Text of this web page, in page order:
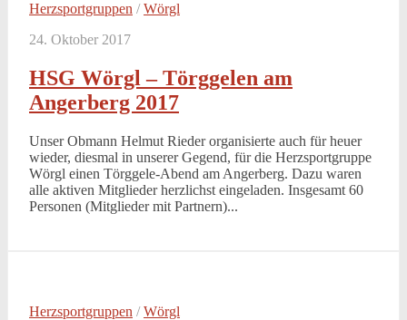
Herzsportgruppen /Wörgl
24. Oktober 2017
HSG Wörgl – Törggelen am
Angerberg 2017
Unser Obmann Helmut Rieder organisierte auch für heuer
wieder, diesmal in unserer Gegend, für die Herzsportgruppe
Wörgl einen Törggele-Abend am Angerberg. Dazu waren
alle aktiven Mitglieder herzlichst eingeladen. Insgesamt 60
Personen (Mitglieder mit Partnern)...
Herzsportgruppen /Wörgl